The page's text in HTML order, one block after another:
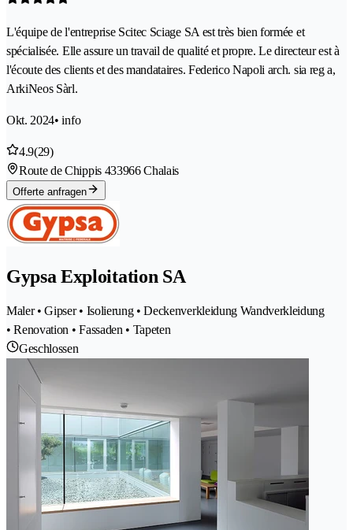
L'équipe de l'entreprise Scitec Sciage SA est très bien formée et
spécialisée. Elle assure un travail de qualité et propre. Le directeur est à
l'écoute des clients et des mandataires. Federico Napoli arch. sia reg a,
ArkiNeos Sàrl.
Okt. 2024• info
4.9(29)
Route de Chippis 433966 Chalais
Offerte anfragen
Gypsa Exploitation SA
Maler • Gipser • Isolierung • Deckenverkleidung Wandverkleidung
• Renovation • Fassaden • Tapeten
Geschlossen